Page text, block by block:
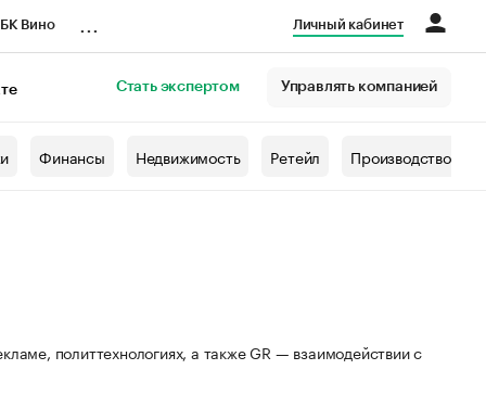
Вино Личный кабинет
Стать экспертом Управлять компанией
Финансы Недвижимость Ретейл Производство
политтехнологиях, а также GR — взаимодействии с